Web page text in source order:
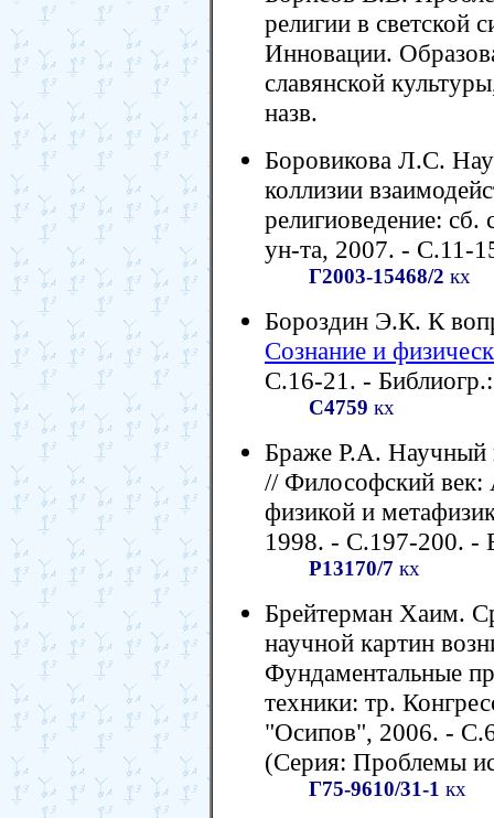
религии в светской
Инновации.
славянской
назв.
Боровикова Л.С.
коллизии
религиоведение:
ун-та, 2007. - С.11-
Г2003-15468/2 кх
Бороздин Э.К. К
Сознание и
С.16-21. -
С4759 кх
Браже Р.А. Научный
// Философский
физикой и
1998. - С.197-200. -
Р13170/7 кх
Брейтерман Хаим.
научной картин
Фундаментальные
техники: тр.
"Осипов", 2006. -
(Серия: Проблемы
Г75-9610/31-1 кх